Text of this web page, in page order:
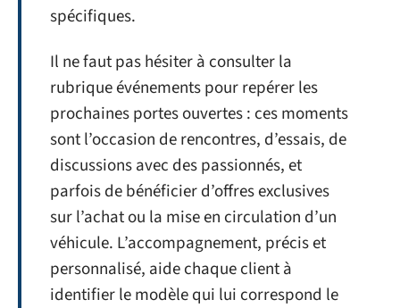
spécifiques.
Il ne faut pas hésiter à consulter la
rubrique événements pour repérer les
prochaines portes ouvertes : ces moments
sont l’occasion de rencontres, d’essais, de
discussions avec des passionnés, et
parfois de bénéficier d’offres exclusives
sur l’achat ou la mise en circulation d’un
véhicule. L’accompagnement, précis et
personnalisé, aide chaque client à
identifier le modèle qui lui correspond le